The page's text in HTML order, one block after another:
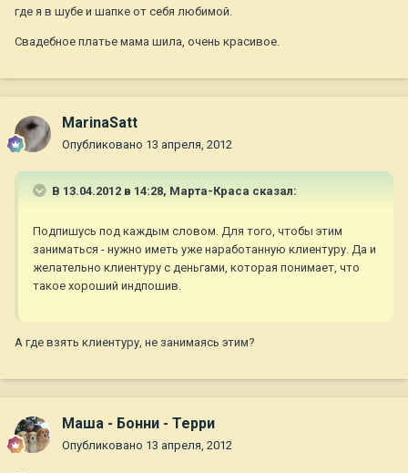
где я в шубе и шапке от себя любимой.
Свадебное платье мама шила, очень красивое.
MarinaSatt
Опубликовано 13 апреля, 2012
В 13.04.2012 в 14:28, Марта-Краса сказал:
Подпишусь под каждым словом. Для того, чтобы этим
заниматься - нужно иметь уже наработанную клиентуру. Да и
желательно клиентуру с деньгами, которая понимает, что
такое хороший индпошив.
А где взять клиентуру, не занимаясь этим?
Маша - Бонни - Терри
Опубликовано 13 апреля, 2012